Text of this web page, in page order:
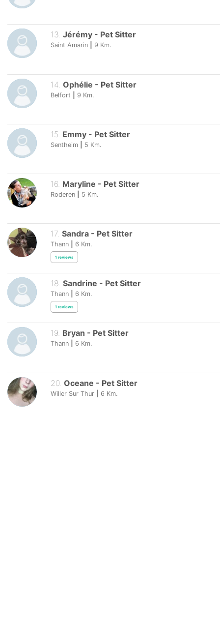
13. Jérémy - Pet Sitter
Saint Amarin 9 Km.
14 Ophélie - Pet Sitter
Belfort 9 Km.
15 Emmy - Pet Sitter
Sentheim 5 Km.
16 Maryline - Pet Sitter
Roderen 5 Km.
17. Sandra - Pet Sitter
Thann 6 Km.
1 reviews
18. Sandrine - Pet Sitter
Thann 6 Km.
1 reviews
19. Bryan - Pet Sitter
Thann 6 Km.
20. Oceane - Pet Sitter
Willer Sur Thur 6 Km.